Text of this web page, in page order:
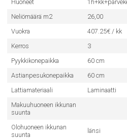
Huoneet
Neliömäärä m2
26,00
Vuokra
407.25€ / kk
Kerros
3
Pyykkikonepaikka
60 cm
Astianpesukonepaikka
60 cm
Lattiamateriaali
Laminaatti
Makuuhuoneen ikkunan
suunta
Olohuoneen ikkunan
suunta
länsi